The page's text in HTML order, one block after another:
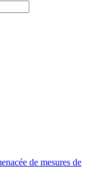
de mesures de